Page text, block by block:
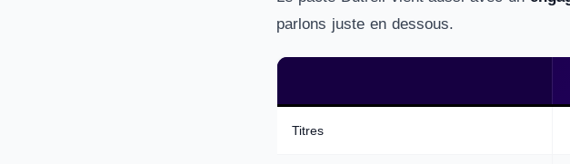
parlons juste en dessous.
Titres